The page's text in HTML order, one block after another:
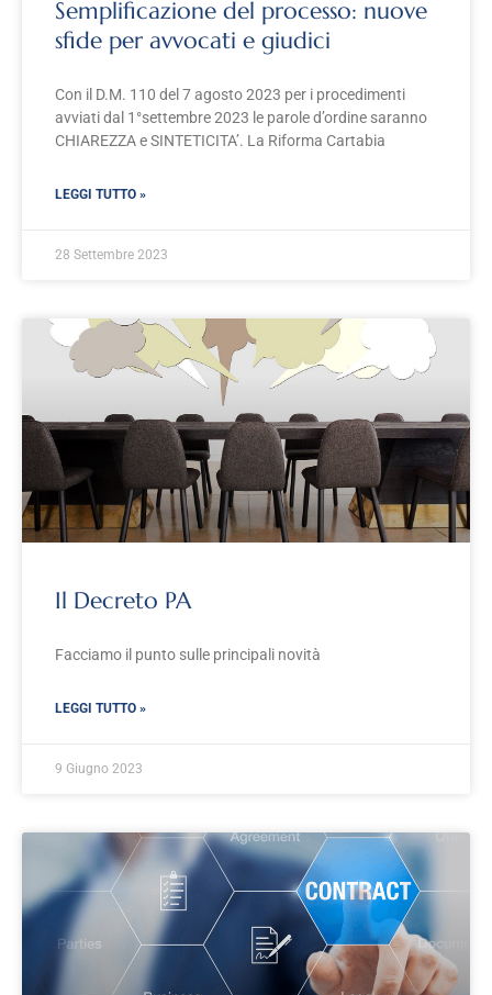
Semplificazione del processo: nuove
sfide per avvocati e giudici
Con il D.M. 110 del 7 agosto 2023 per i procedimenti
avviati dal 1°settembre 2023 le parole d’ordine saranno
CHIAREZZA e SINTETICITA’. La Riforma Cartabia
LEGGI TUTTO »
28 Settembre 2023
Il Decreto PA
Facciamo il punto sulle principali novità
LEGGI TUTTO »
9 Giugno 2023